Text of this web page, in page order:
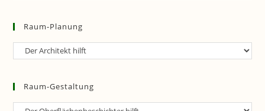
Raum-Planung
Raum-
Raum-Gestaltung